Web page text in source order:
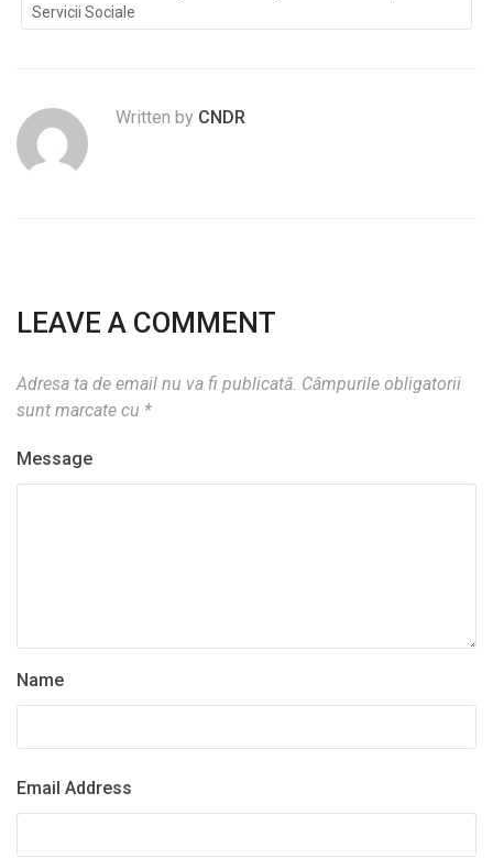
Servicii Sociale
Written by CNDR
LEAVE A COMMENT
Adresa ta de email nu va fi publicată. Câmpurile obligatorii
sunt marcate cu *
Message
Name
Email Address